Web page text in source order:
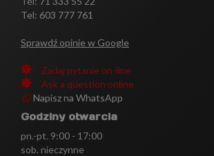
Tel: 603 777 761
Sprawdź opinie w Google
Zadaj pytanie on-line
Ask a question online
Napisz na WhatsApp
Godziny otwarcia
pn.-pt. 9:00 - 17:00
sob. nieczynne